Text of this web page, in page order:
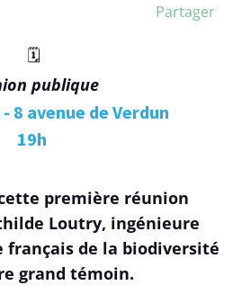
Partager
🗓️
publique
- 8 avenue de Verdun
19h
cette première réunion
Loutry, ingénieure
français de la biodiversité
grand témoin.